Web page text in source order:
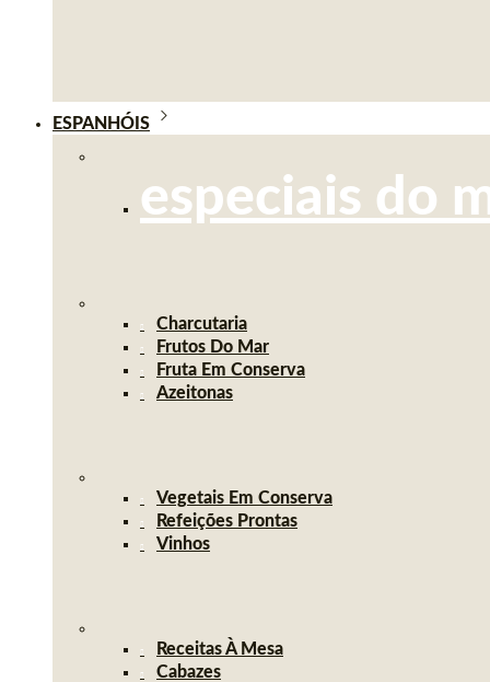
ESPANHÓIS
especiais do
Charcutaria
Frutos Do Mar
Fruta Em Conserva
Azeitonas
Vegetais Em Conserva
Refeições Prontas
Vinhos
Receitas À Mesa
Cabazes